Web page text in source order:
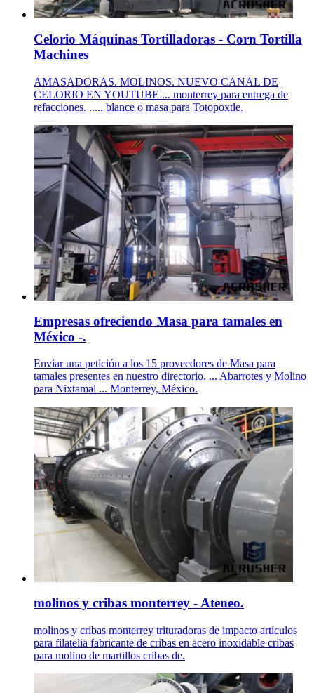
Celorio Máquinas Tortilladoras - Corn Tortilla
Machines
AMASADORAS. MOLINOS. NUEVO CANAL DE
CELORIO EN YOUTUBE ... monterrey para entrega de
refacciones. ..... blance o masa para Totopoxtle.
Empresas ofreciendo Masa para tamales en
México -.
Enviar una petición a los 15 proveedores de Masa para
tamales presentes en nuestro directorio. ... Abarrotes y Molino
para Nixtamal ... Monterrey, México.
molinos y cribas monterrey - Ateneo.
molinos y cribas monterrey trituradoras de impacto artículos
para filatelia fabricante de cribas en acero inoxidable cribas
para molino de martillos cribas de.